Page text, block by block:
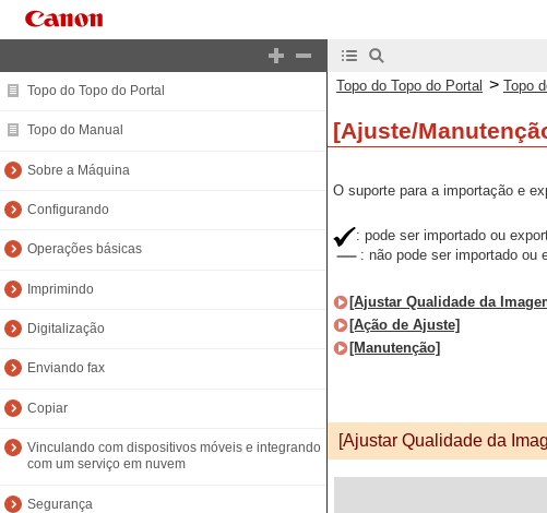
Topo do Topo do Portal
Topo do Manual
Sobre a Máquina
Configurando
Operações básicas
Imprimindo
Digitalização
Enviando fax
Copiar
Vinculando com dispositivos móveis e integrando
com um serviço em nuvem
Segurança
Topo do Topo do Portal > Topo
[Ajuste/
O suporte para a importação e
: pode ser importado ou
: não pode ser importado ou
[Ajustar Qualidade da
[Ação de Ajuste]
[Manutenção]
[Ajustar Qualidade da